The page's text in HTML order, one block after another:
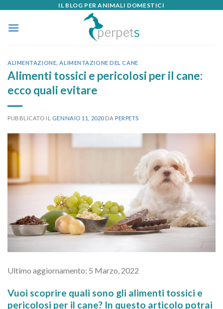
content
IL BLOG PER ANIMALI DOMESTICI
ALIMENTAZIONE ,ALIMENTAZIONE DEL CANE
Alimenti tossici e pericolosi per il cane:
ecco quali evitare
PUBBLICATO IL GENNAIO 11, 2020DAPERPETS
Ultimo aggiornamento: 5 Marzo, 2022
Vuoi scoprire quali sono gli alimenti tossici e
pericolosi per il cane? In questo articolo potrai